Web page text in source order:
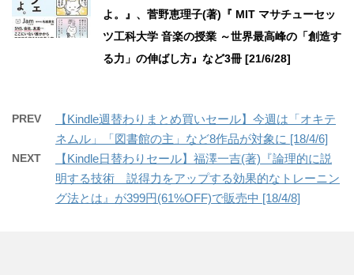
よ。』、菅野恵理子(著)『 MIT マサチューセッ
ツ工科大学 音楽の授業 ～世界最高峰の「創造す
る力」の伸ばし方』など3冊 [21/6/28]
PREV
【Kindle週替わりまとめ買いセール】今週は「オキテ
ネムル」「図書館の主」など8作品が対象に [18/4/6]
NEXT
【Kindle日替わりセール】福澤一吉(著)『論理的に説
明する技術 説得力をアップする効果的なトレーニン
グ法とは』が399円(61%OFF)で販売中 [18/4/8]